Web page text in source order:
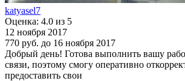
katyasel7
Оценка: 4.0 из 5
12 ноября 2017
770 руб. до 16 ноября 2017
Добрый день! Готова выполнить вашу
связи, поэтому смогу оперативно
предоставить свои